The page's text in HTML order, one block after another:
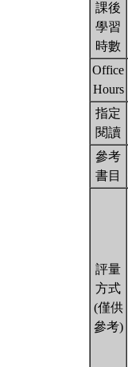
課後
學習
時數
Office
Hours
指定
閱讀
參考
書目
評量
方式
(僅供
參考)